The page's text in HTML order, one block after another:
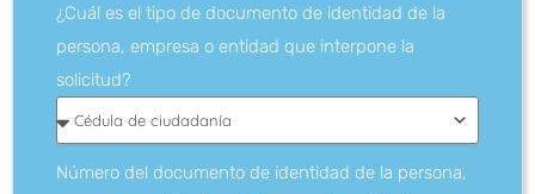
¿Cuál es el tipo de documento de identidad de la
persona, empresa o entidad que interpone la
solicitud?
Número del documento de identidad de la persona,